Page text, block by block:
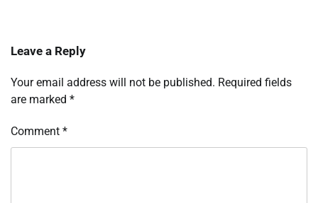
Leave a Reply
Your email address will not be published. Required fields
are marked *
Comment *